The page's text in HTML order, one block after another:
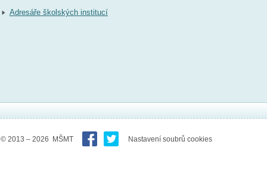
Adresáře školských institucí
© 2013 – 2026 MŠMT Nastavení soubrů cookies